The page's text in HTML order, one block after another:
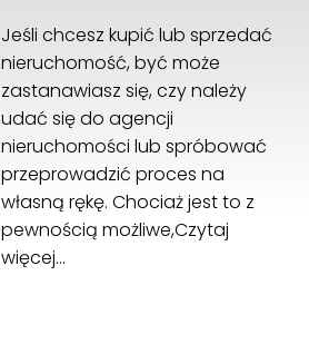
Jeśli chcesz kupić lub sprzedać
nieruchomość, być może
zastanawiasz się, czy należy
udać się do agencji
nieruchomości lub spróbować
przeprowadzić proces na
własną rękę. Chociaż jest to z
pewnością możliwe,Czytaj
więcej…